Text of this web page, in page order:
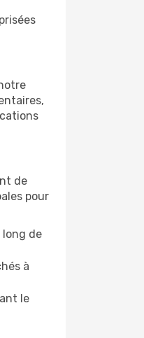
de
pour
de
à
le